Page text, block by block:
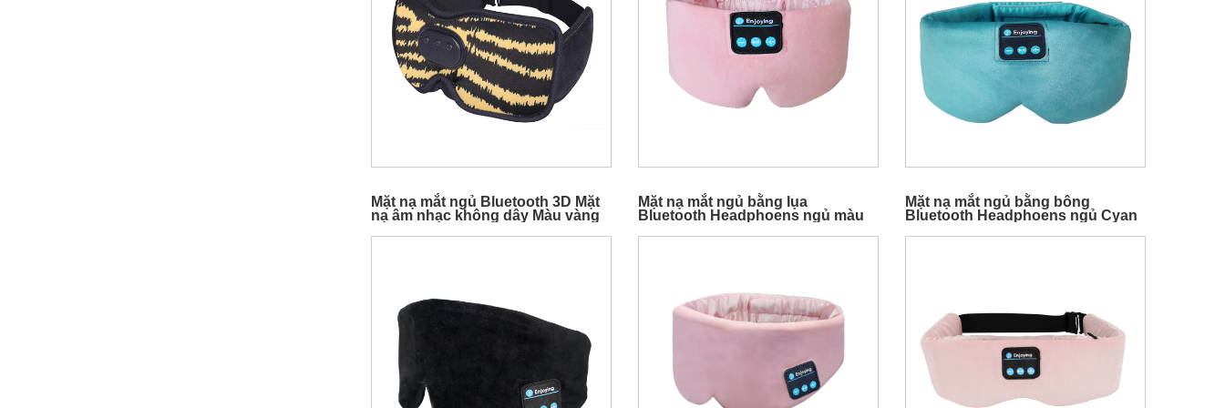
Mặt nạ mắt ngủ Bluetooth 3D Mặt
nạ âm nhạc không dây Màu vàng
Mặt nạ mắt ngủ bằng lụa
Bluetooth Headphoens ngủ màu
Mặt nạ mắt ngủ bằng bông
Bluetooth Headphoens ngủ Cyan